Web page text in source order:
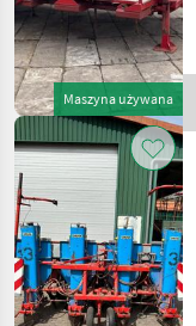
Maszyna używana